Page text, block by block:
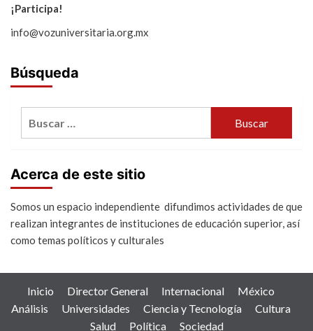
¡Participa!
info@vozuniversitaria.org.mx
Búsqueda
Acerca de este sitio
Somos un espacio independiente difundimos actividades de que
realizan integrantes de instituciones de educación superior, así
como temas políticos y culturales
Inicio Director General Internacional
México
Análisis
Universidades Ciencia y Tecnología
Cultura
Salud
Política Sociedad